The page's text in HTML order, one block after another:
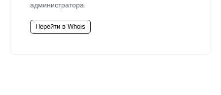
администратора.
Перейти в Whois